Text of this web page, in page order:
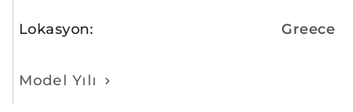
Lokasyon: Greece
Model Yılı